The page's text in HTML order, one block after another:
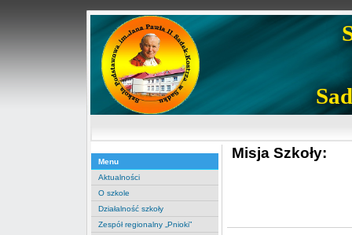
Menu
Aktualności
O szkole
Działalność szkoły
Zespół regionalny „Pnioki”
Misja Szkoły: